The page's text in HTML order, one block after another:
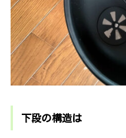
下段の構造は